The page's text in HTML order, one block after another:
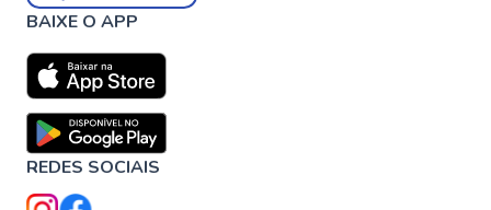
BAIXE O APP
REDES SOCIAIS